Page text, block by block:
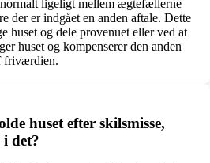
ligeligt mellem ægtefællerne
der er indgået en anden aftale. Dette
huset og dele provenuet eller ved at
huset og kompenserer den anden
friværdien.
huset efter skilsmisse,
det?